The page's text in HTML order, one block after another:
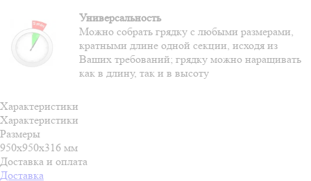
Универсальность
Можно собрать грядку с любыми размерами,
кратными длине одной секции, исходя из
Ваших требований; грядку можно наращивать
как в длину, так и в высоту
Характеристики
Характеристики
Размеры
950х950х316 мм
Доставка и оплата
Доставка